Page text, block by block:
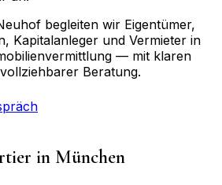
begleiten wir Eigentümer,
Kapitalanleger und Vermieter in
— mit klaren
Beratung.
in München